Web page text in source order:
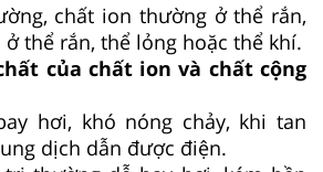
chất ion thường ở thể rắn,
thể rắn, thể lỏng hoặc thể khí.
của chất ion và chất cộng
hơi, khó nóng chảy, khi tan
dịch dẫn được điện.